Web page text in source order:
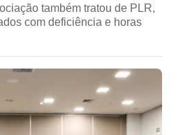
também tratou de PLR,
com deficiência e horas